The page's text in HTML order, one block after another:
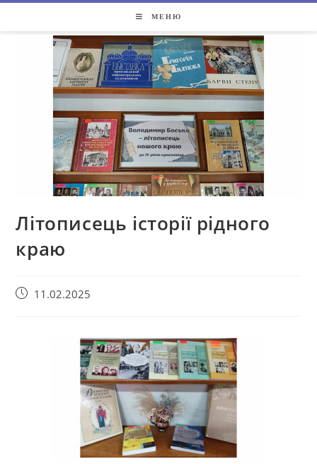
МЕНЮ
Літописець історії рідного
краю
11.02.2025